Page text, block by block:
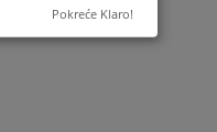
Pokreće Klaro!